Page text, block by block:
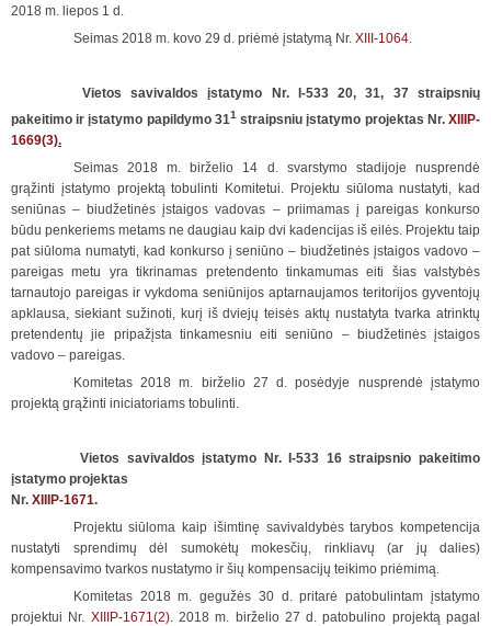
2018 m. liepos 1 d.
Seimas 2018 m. kovo 29 d. priėmė įstatymą Nr. XIII-1064.
Vietos savivaldos įstatymo Nr. I-533 20, 31, 37 straipsnių
pakeitimo ir įstatymo papildymo 311 straipsniu įstatymo projektas Nr.XIIIP-
1669(3).
Seimas 2018 m. birželio 14 d. svarstymo stadijoje nusprendė
grąžinti įstatymo projektą tobulinti Komitetui. Projektu siūloma nustatyti, kad
seniūnas – biudžetinės įstaigos vadovas – priimamas į pareigas konkurso
būdu penkeriems metams ne daugiau kaip dvi kadencijas iš eilės. Projektu taip
pat siūloma numatyti, kad konkurso į seniūno – biudžetinės įstaigos vadovo –
pareigas metu yra tikrinamas pretendento tinkamumas eiti šias valstybės
tarnautojo pareigas ir vykdoma seniūnijos aptarnaujamos teritorijos gyventojų
apklausa, siekiant sužinoti, kurį iš dviejų teisės aktų nustatyta tvarka atrinktų
pretendentų jie pripažįsta tinkamesniu eiti seniūno – biudžetinės įstaigos
vadovo – pareigas.
Komitetas 2018 m. birželio 27 d. posėdyje nusprendė įstatymo
projektą grąžinti iniciatoriams tobulinti.
Vietos savivaldos įstatymo Nr. I-533 16 straipsnio pakeitimo
įstatymo projektas
Nr. XIIIP-1671.
Projektu siūloma kaip išimtinę savivaldybės tarybos kompetencija
nustatyti sprendimų dėl sumokėtų mokesčių, rinkliavų (ar jų dalies)
kompensavimo tvarkos nustatymo ir šių kompensacijų teikimo priėmimą.
Komitetas 2018 m. gegužės 30 d. pritarė patobulintam įstatymo
projektui Nr. XIIIP-1671(2). 2018 m. birželio 27 d. patobulino projektą pagal